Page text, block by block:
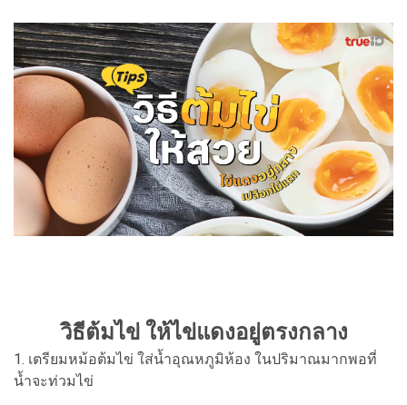
วิธีต้มไข่ ให้ไข่แดงอยู่ตรงกลาง
1. เตรียมหม้อต้มไข่ ใส่น้ำอุณหภูมิห้อง ในปริมาณมากพอที่
น้ำจะท่วมไข่